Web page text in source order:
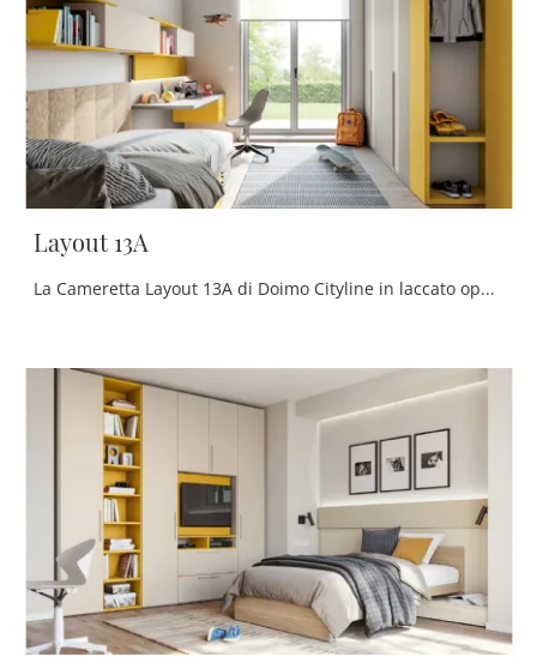
Layout 13A
La Cameretta Layout 13A di Doimo Cityline in laccato opaco è un mondo complesso da organizzare attentamente, mixando molteplici elementi accessori su ...